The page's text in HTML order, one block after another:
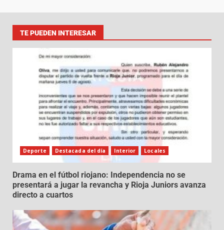
TE PUEDEN INTERESAR
Deporte Destacada del día Interior Locales
Drama en el fútbol riojano: Independencia no se
presentará a jugar la revancha y Rioja Juniors avanza
directo a cuartos